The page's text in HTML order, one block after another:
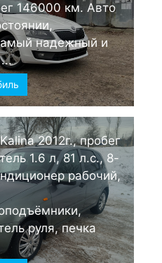
146000 км. Авто
надежный и
2012г., пробег
1.6 л, 81 л.с., 8-
рабочий,
руля, печка